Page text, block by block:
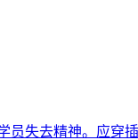
失去精神。应穿